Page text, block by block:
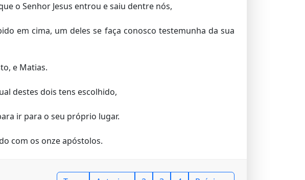
o Senhor Jesus entrou e saiu dentre nós,
em cima, um deles se faça conosco testemunha da sua
e Matias.
destes dois tens escolhido,
ir para o seu próprio lugar.
com os onze apóstolos.